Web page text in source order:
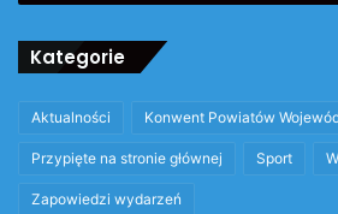
Kategorie
Aktualności Konwent Powiatów
Przypięte na stronie głównej Sport
Zapowiedzi wydarzeń